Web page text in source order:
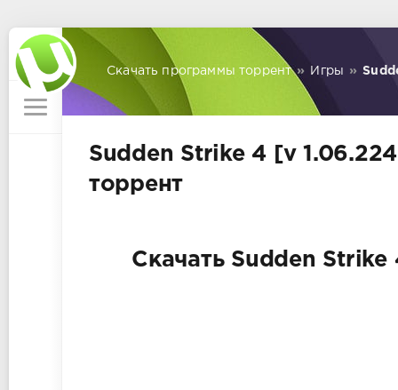
Скачать программы торрент » Игры »
Sudden Strike 4 [v
торрент
Скачать Sudden